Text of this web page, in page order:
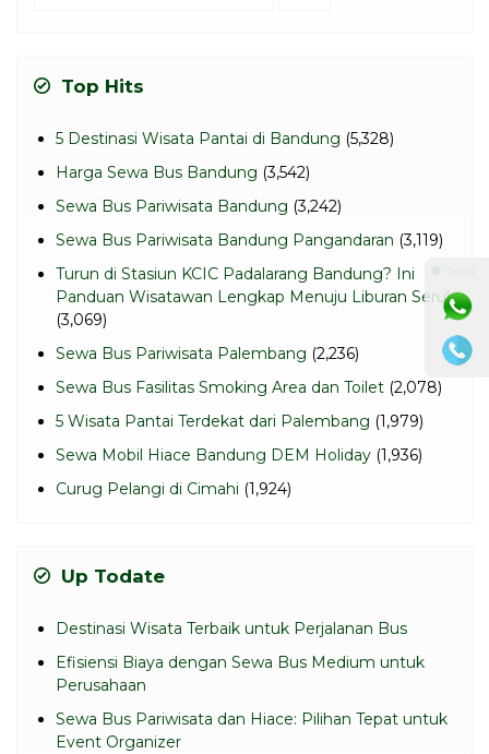
Top Hits
5 Destinasi Wisata Pantai di Bandung (5,328)
Harga Sewa Bus Bandung (3,542)
Sewa Bus Pariwisata Bandung (3,242)
Sewa Bus Pariwisata Bandung Pangandaran (3,119)
Turun di Stasiun KCIC Padalarang Bandung? Ini
Panduan Wisatawan Lengkap Menuju Liburan Seru!
(3,069)
Sewa Bus Pariwisata Palembang (2,236)
Sewa Bus Fasilitas Smoking Area dan Toilet (2,078)
5 Wisata Pantai Terdekat dari Palembang (1,979)
Sewa Mobil Hiace Bandung DEM Holiday (1,936)
Curug Pelangi di Cimahi (1,924)
Up Todate
Destinasi Wisata Terbaik untuk Perjalanan Bus
Efisiensi Biaya dengan Sewa Bus Medium untuk
Perusahaan
Sewa Bus Pariwisata dan Hiace: Pilihan Tepat untuk
Event Organizer